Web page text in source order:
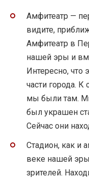
Амфитеатр —
видите,
Амфитеатр в
нашей эры и
Интересно, что
части города.
мы были там.
был украшен
Сейчас они
Стадион, как и
веке нашей
зрителей.